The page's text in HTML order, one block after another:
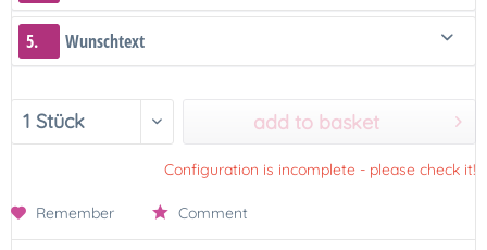
5. Wunschtext
add to basket
Configuration is incomplete - please check it!
Remember Comment